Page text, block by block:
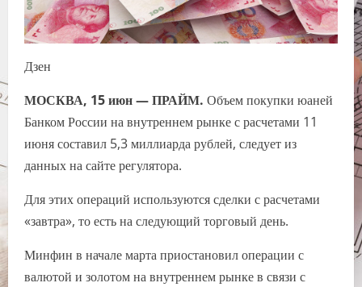
Дзен
МОСКВА, 15 июн — ПРАЙМ. Объем покупки юаней
Банком России на внутреннем рынке с расчетами 11
июня составил 5,3 миллиарда рублей, следует из
данных на сайте регулятора.
Для этих операций используются сделки с расчетами
«завтра», то есть на следующий торговый день.
Минфин в начале марта приостановил операции с
валютой и золотом на внутреннем рынке в связи с